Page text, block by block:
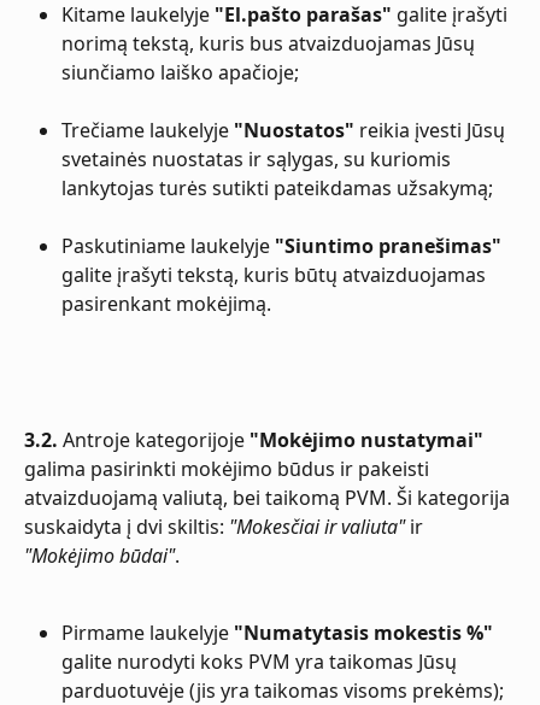
Kitame laukelyje "El.pašto parašas" galite įrašyti
norimą tekstą, kuris bus atvaizduojamas Jūsų
siunčiamo laiško apačioje;
Trečiame laukelyje "Nuostatos" reikia įvesti Jūsų
svetainės nuostatas ir sąlygas, su kuriomis
lankytojas turės sutikti pateikdamas užsakymą;
Paskutiniame laukelyje "Siuntimo pranešimas"
galite įrašyti tekstą, kuris būtų atvaizduojamas
pasirenkant mokėjimą.
3.2. Antroje kategorijoje "Mokėjimo nustatymai"
galima pasirinkti mokėjimo būdus ir pakeisti
atvaizduojamą valiutą, bei taikomą PVM. Ši kategorija
suskaidyta į dvi skiltis: "Mokesčiai ir valiuta" ir
"Mokėjimo būdai".
Pirmame laukelyje "Numatytasis mokestis %"
galite nurodyti koks PVM yra taikomas Jūsų
parduotuvėje (jis yra taikomas visoms prekėms);